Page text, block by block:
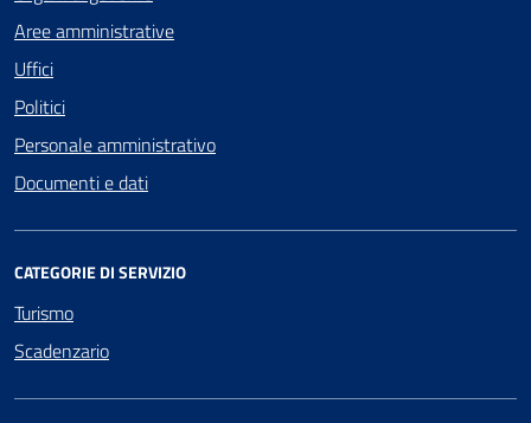
Aree amministrative
Uffici
Politici
Personale amministrativo
Documenti e dati
CATEGORIE DI SERVIZIO
Turismo
Scadenzario